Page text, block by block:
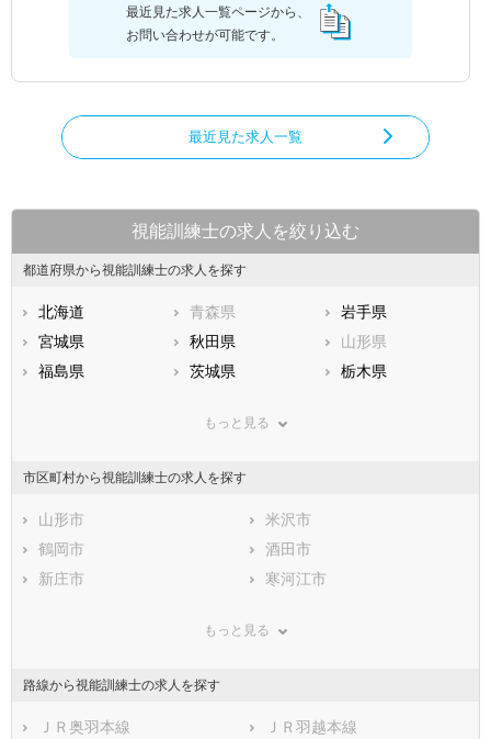
最近見た求人一覧ページから、
お問い合わせが可能です。
最近見た求人一覧
視能訓練士の求人を絞り込む
都道府県から視能訓練士の求人を探す
北海道 青森県
岩手県
宮城県
秋田県
山形県
福島県
茨城県
栃木県
神奈川県
石川県
福井県
静岡県
滋賀県
兵庫県
山口県
福岡県
佐賀県
熊本県
宮崎県
もっと見る
市区町村から視能訓練士の求人を探す
山形市
米沢市
鶴岡市
酒田市
新庄市
寒河江市
天童市
南陽市
東村山郡中山町
西村山郡河北町
もっと見る
路線から視能訓練士の求人を探す
ＪＲ奥羽本線 ＪＲ羽越本線